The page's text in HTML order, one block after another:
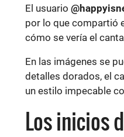
El usuario
por lo que compartió
cómo se vería el
En las imágenes se
detalles dorados, el
un estilo impecable
Los inicios